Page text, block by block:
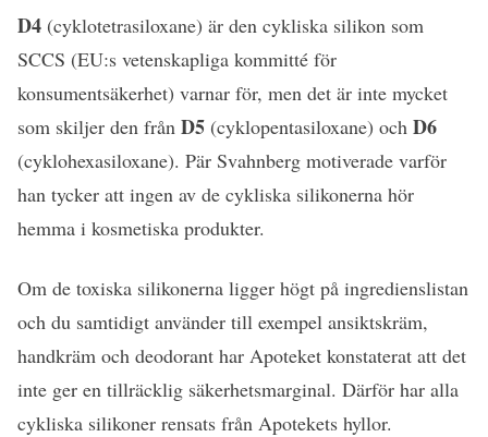
D4 (cyklotetrasiloxane) är den cykliska silikon som
SCCS (EU:s vetenskapliga kommitté för
konsumentsäkerhet) varnar för, men det är inte mycket
som skiljer den från D5 (cyklopentasiloxane) och D6
(cyklohexasiloxane). Pär Svahnberg motiverade varför
han tycker att ingen av de cykliska silikonerna hör
hemma i kosmetiska produkter.
Om de toxiska silikonerna ligger högt på ingredienslistan
och du samtidigt använder till exempel ansiktskräm,
handkräm och deodorant har Apoteket konstaterat att det
inte ger en tillräcklig säkerhetsmarginal. Därför har alla
cykliska silikoner rensats från Apotekets hyllor.